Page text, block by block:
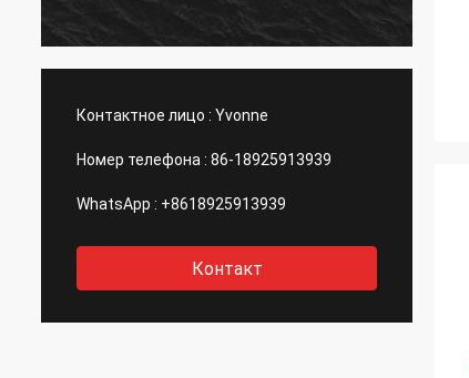
Контактное лицо : Yvonne
Номер телефона : 86-18925913939
WhatsApp : +8618925913939
Контакт